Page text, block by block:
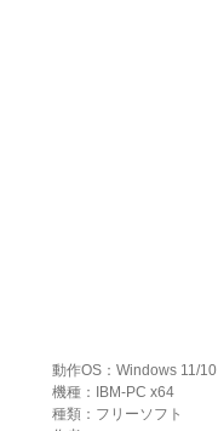
動作OS：Windows 11/10
機種：IBM-PC x64
種類：フリーソフト